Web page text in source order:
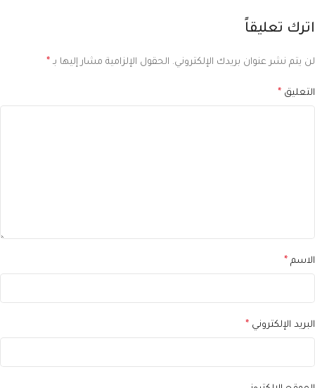
اترك تعليقاً
لن يتم نشر عنوان بريدك الإلكتروني. الحقول الإلزامية مشار إليها بـ *
التعليق *
الاسم *
البريد الإلكتروني *